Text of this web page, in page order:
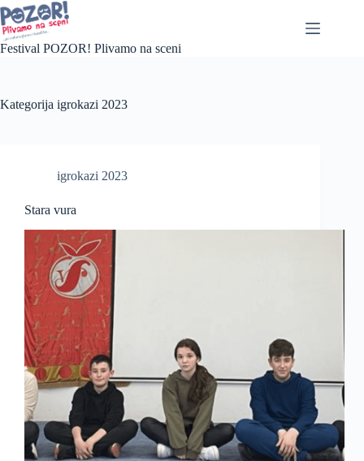
Festival POZOR! Plivamo na sceni
Kategorija igrokazi 2023
igrokazi 2023
Stara vura